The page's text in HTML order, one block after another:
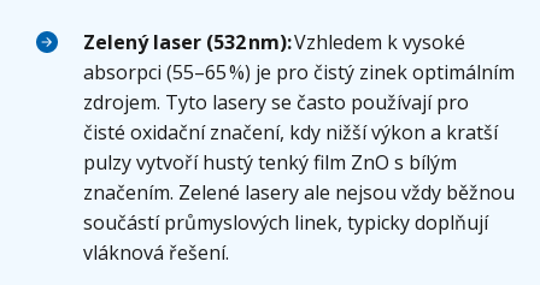
Zelený laser (532 nm):Vzhledem k vysoké
absorpci (55–65 %) je pro čistý zinek optimálním
zdrojem. Tyto lasery se často používají pro
čisté oxidační značení, kdy nižší výkon a kratší
pulzy vytvoří hustý tenký film ZnO s bílým
značením. Zelené lasery ale nejsou vždy běžnou
součástí průmyslových linek, typicky doplňují
vláknová řešení.